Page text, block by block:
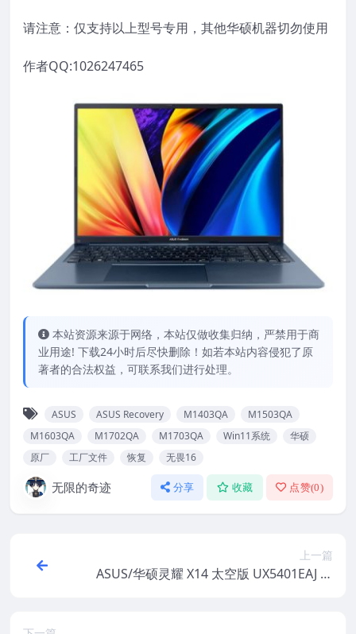
请注意：仅支持以上型号专用，其他华硕机器切勿使用
作者QQ:1026247465
本站资源来源于网络，本站仅做收集归纳，严禁用于商
业用途! 下载24小时后尽快删除！如若本站内容侵犯了原
著者的合法权益，可联系我们进行处理。
ASUS ASUS Recovery M1403QA
M1503QA
M1603QA
M1702QA M1703QA Win11系统
华硕
原厂
工厂文件 恢复 无畏16
无限的奇迹 分享 收藏 点赞(0)
上一篇
ASUS/华硕灵耀 X14 太空版 UX5401EAJ 原